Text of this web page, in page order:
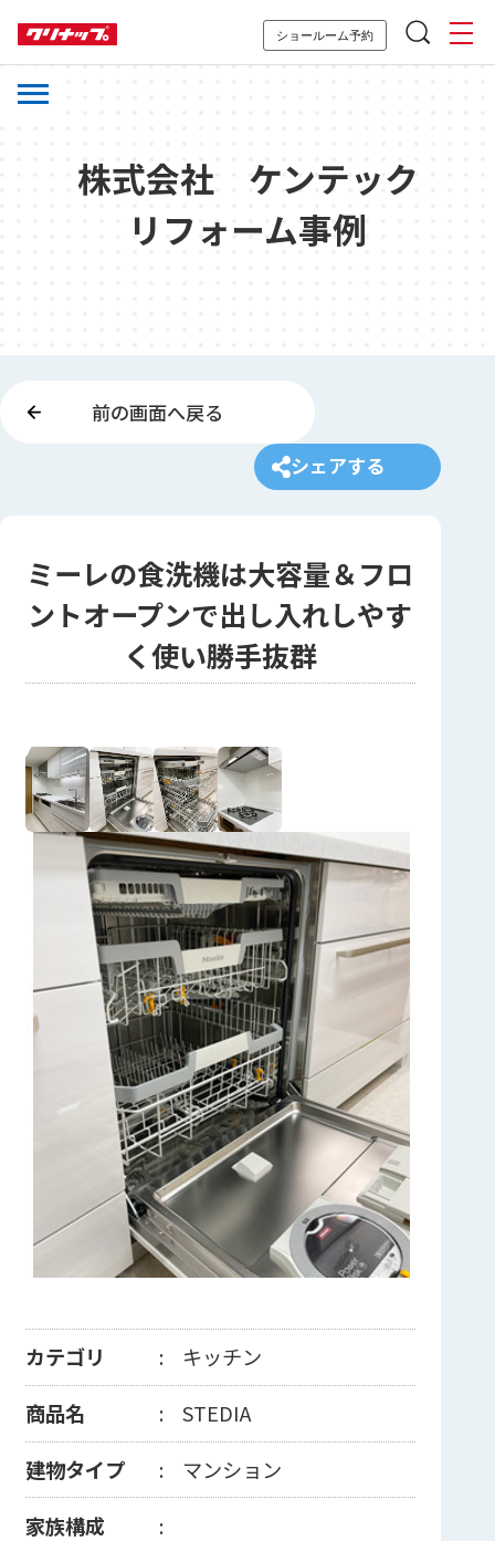
ショールーム予約
株式会社 ケンテック
リフォーム事例
前の画面へ戻る
シェアする
ミーレの食洗機は大容量＆フロ
ントオープンで出し入れしやす
く使い勝手抜群
カテゴリ
キッチン
商品名
STEDIA
建物タイプ
マンション
家族構成